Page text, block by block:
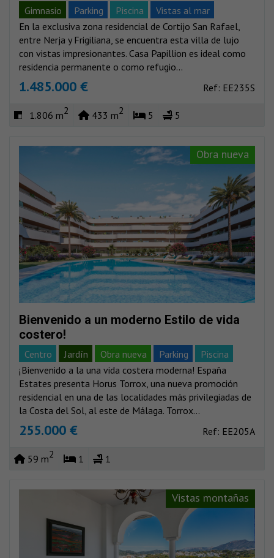
Gimnasio Parking Piscina
Vistas al mar
Vistas montañas
En la exclusiva zona residencial de Cortijo San Rafael,
entre Nerja y Frigiliana, se encuentra esta villa de lujo
con vistas impresionantes. Casa Papillion es ideal como
residencia permanente o como refugio...
1.485.000 € Ref: EE235S
1.806 m2 433 m2 5 5
Obra nueva
Bienvenido a un moderno Estilo de vida
costero!
Centro Jardín Obra nueva Parking
Piscina
Vistas al mar
Vistas montañas
¡Bienvenido a la una vida costera moderna! España
Estates presenta Horus Torrox, una nueva promoción
residencial en una de las localidades más privilegiadas de
la Costa del Sol, al este de Málaga. Torrox...
255.000 € Ref: EE205A
59 m2 1 1
Vistas montañas